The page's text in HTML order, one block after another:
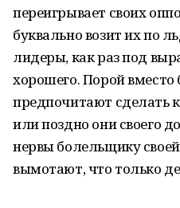
переигрывает своих
буквально возит их по
лидеры, как раз под
хорошего. Порой вместо
предпочитают сделать
или поздно они своего
нервы болельщику
вымотают, что только